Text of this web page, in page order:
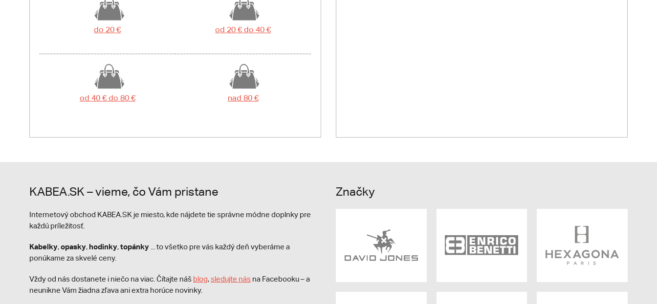
do 20 € od 20 € do 40 €
od 40 € do 80 € nad 80 €
KABEA.SK – vieme, čo Vám pristane
Internetový obchod KABEA.SK je miesto, kde nájdete tie správne módne doplnky pre
každú príležitosť.
Kabelky,opasky, hodinky,topánky ... to všetko pre vás každý deň vyberáme a
ponúkame za skvelé ceny.
Vždy od nás dostanete i niečo na viac. Čítajte náš blog,sledujte nás na Facebooku – a
neunikne Vám žiadna zľava ani extra horúce novinky.
Značky